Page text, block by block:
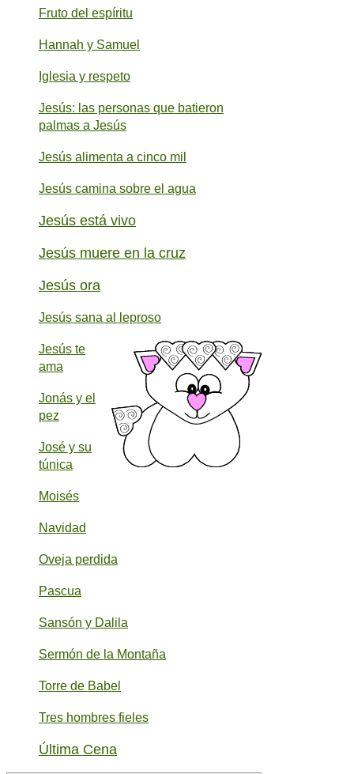
Fruto del espíritu
Hannah y Samuel
Iglesia y respeto
Jesús: las personas que batieron
palmas a Jesús
Jesús alimenta a cinco mil
Jesús camina sobre el agua
Jesús está vivo
Jesús muere en la cruz
Jesús ora
Jesús sana al leproso
Jesús te
ama
Jonás y el
pez
José y su
túnica
Moisés
Navidad
Oveja perdida
Pascua
Sansón y Dalila
Sermón de la Montaña
Torre de Babel
Tres hombres fieles
Última Cena